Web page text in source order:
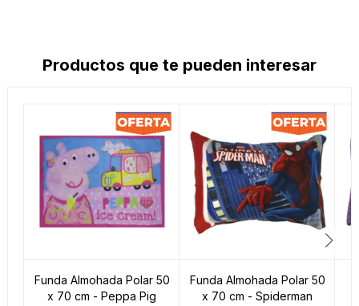
Productos que te pueden interesar
Funda Almohada Polar 50
x 70 cm - Peppa Pig
Funda Almohada Polar 50
x 70 cm - Spiderman